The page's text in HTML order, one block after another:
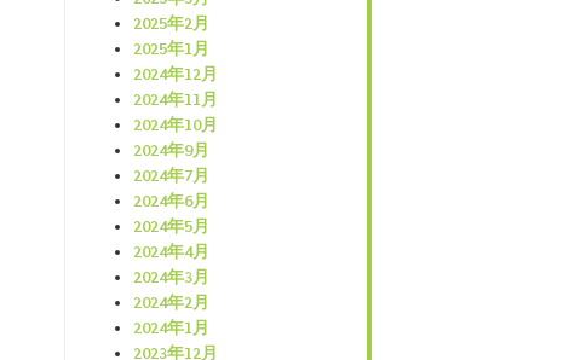
2025年2月
2025年1月
2024年12月
2024年11月
2024年10月
2024年9月
2024年7月
2024年6月
2024年5月
2024年4月
2024年3月
2024年2月
2024年1月
2023年12月